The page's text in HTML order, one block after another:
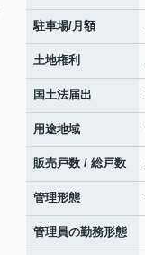
駐車場/月額
土地権利
国土法届出
用途地域
販売戸数 / 総戸数
管理形態
管理員の勤務形態